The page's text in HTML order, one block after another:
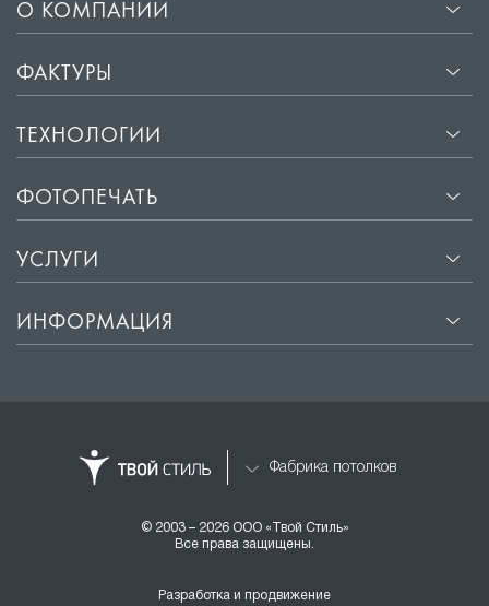
О КОМПАНИИ
ФАКТУРЫ
ТЕХНОЛОГИИ
ФОТОПЕЧАТЬ
УСЛУГИ
ИНФОРМАЦИЯ
Фабрика потолков
© 2003 – 2026 ООО «Твой Стиль»
Все права защищены.
Разработка и продвижение